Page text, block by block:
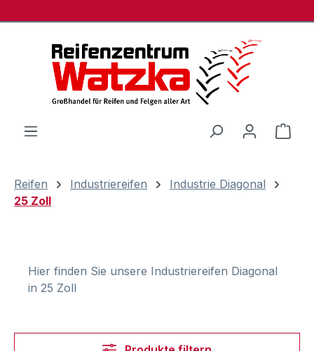
Reifen Industriereifen
Industrie Diagonal
25 Zoll
Hier finden Sie unsere Industriereifen Diagonal
in 25 Zoll